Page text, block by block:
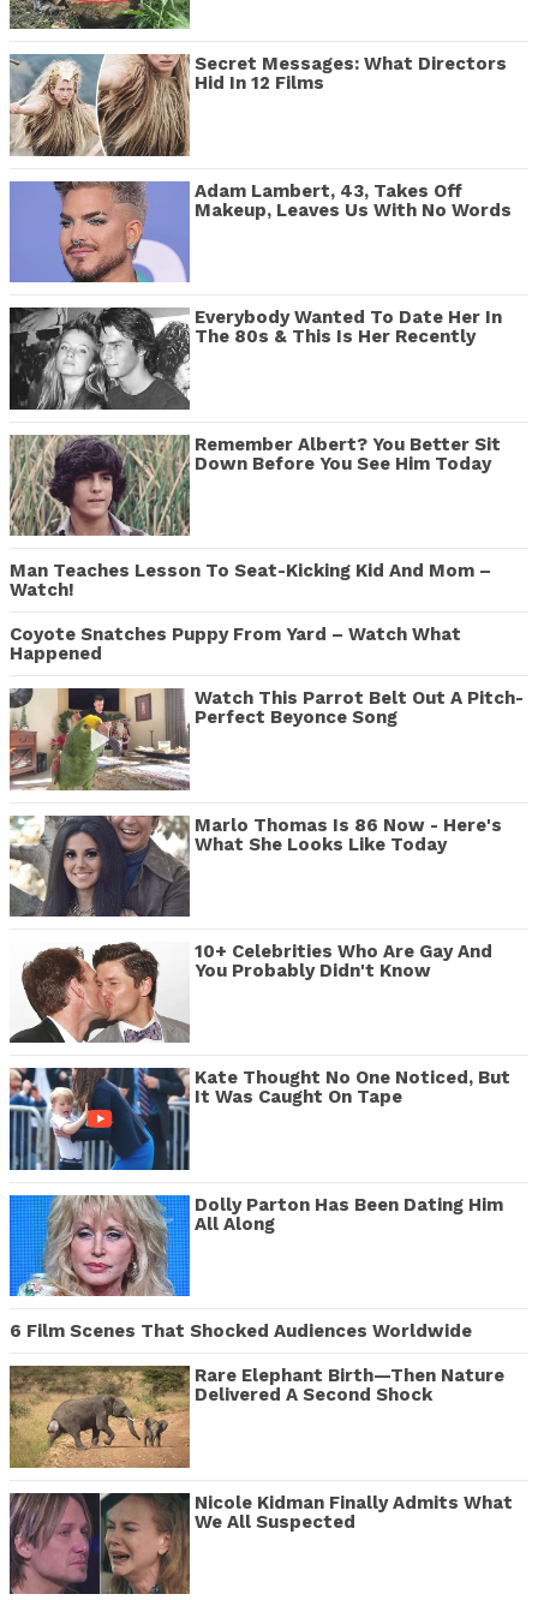
Secret Messages: What Directors
Hid In 12 Films
Adam Lambert, 43, Takes Off
Makeup, Leaves Us With No Words
Everybody Wanted To Date Her In
The 80s & This Is Her Recently
Remember Albert? You Better Sit
Down Before You See Him Today
Man Teaches Lesson To Seat-Kicking Kid And Mom –
Watch!
Coyote Snatches Puppy From Yard – Watch What
Happened
Watch This Parrot Belt Out A Pitch-
Perfect Beyonce Song
Marlo Thomas Is 86 Now - Here's
What She Looks Like Today
10+ Celebrities Who Are Gay And
You Probably Didn't Know
Kate Thought No One Noticed, But
It Was Caught On Tape
Dolly Parton Has Been Dating Him
All Along
6 Film Scenes That Shocked Audiences Worldwide
Rare Elephant Birth—Then Nature
Delivered A Second Shock
Nicole Kidman Finally Admits What
We All Suspected